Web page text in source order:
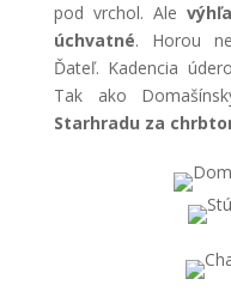
pod vrchol. Ale
úchvatné. Horou
Ďateľ. Kadencia
Tak ako
Starhradu za